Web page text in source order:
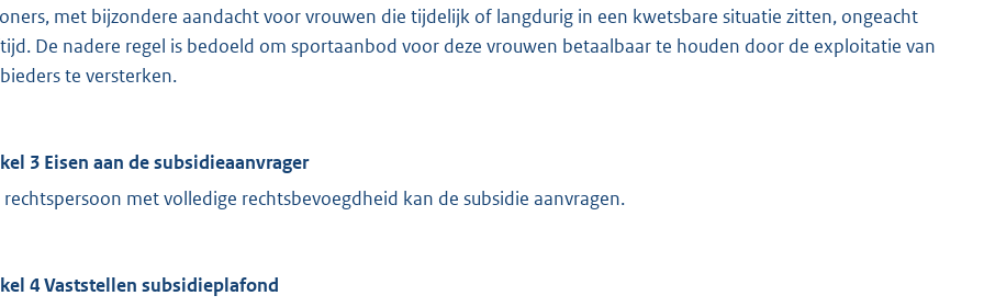
met bijzondere aandacht voor vrouwen die tijdelijk of langdurig in een kwetsbare situatie zitten, ongeacht
De nadere regel is bedoeld om sportaanbod voor deze vrouwen betaalbaar te houden door de exploitatie van
te versterken.
3 Eisen aan de subsidieaanvrager
rechtspersoon met volledige rechtsbevoegdheid kan de subsidie aanvragen.
4 Vaststellen subsidieplafond